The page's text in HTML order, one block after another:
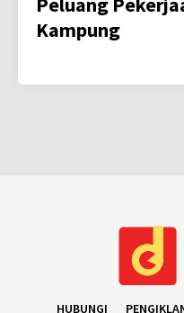
Kampung
HUBUNGI